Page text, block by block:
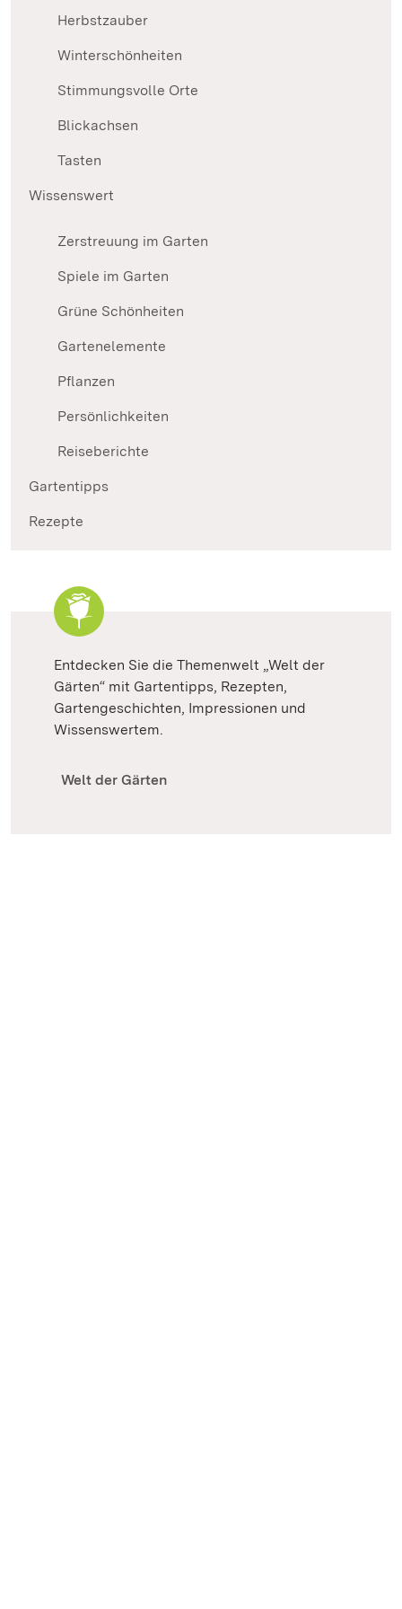
Herbstzauber
Winterschönheiten
Stimmungsvolle Orte
Blickachsen
Tasten
Wissenswert
Zerstreuung im Garten
Spiele im Garten
Grüne Schönheiten
Gartenelemente
Pflanzen
Persönlichkeiten
Reiseberichte
Gartentipps
Rezepte
Entdecken Sie die Themenwelt „Welt der
Gärten“ mit Gartentipps, Rezepten,
Gartengeschichten, Impressionen und
Wissenswertem.
Welt der Gärten